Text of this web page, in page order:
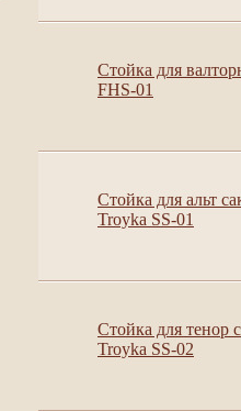
Стойка для
FHS-01
Стойка для альт
Troyka SS-01
Стойка для тенор
Troyka SS-02